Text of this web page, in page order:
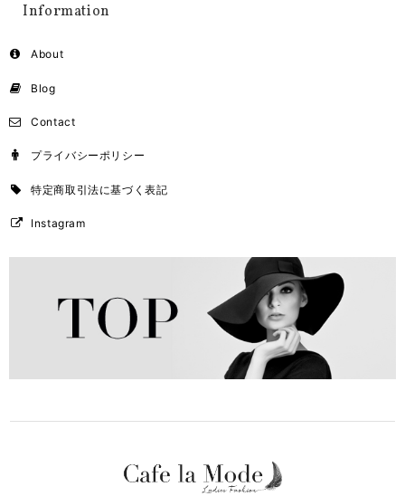
Information
About
Blog
Contact
プライバシーポリシー
特定商取引法に基づく表記
Instagram